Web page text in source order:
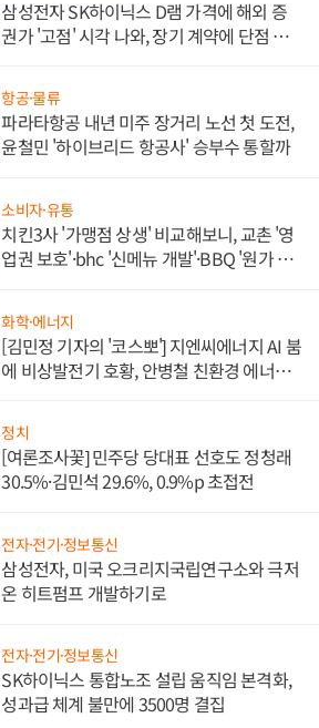
삼성전자 SK하이닉스 D램 가격에 해외 증
권가 '고점' 시각 나와, 장기 계약에 단점 부
항공·물류
파라타항공 내년 미주 장거리 노선 첫 도전,
윤철민 '하이브리드 항공사' 승부수 통할까
소비자·유통
치킨3사 '가맹점 상생' 비교해보니, 교촌 '영
업권 보호'·bhc '신메뉴 개발'·BBQ '원가 부
화학·에너지
[김민정 기자의 '코스뽀'] 지엔씨에너지 AI 붐
에 비상발전기 호황, 안병철 친환경 에너지
정치
[여론조사꽃] 민주당 당대표 선호도 정청래
30.5%·김민석 29.6%, 0.9%p 초접전
전자·전기·정보통신
삼성전자, 미국 오크리지국립연구소와 극저
온 히트펌프 개발하기로
전자·전기·정보통신
SK하이닉스 통합노조 설립 움직임 본격화,
성과급 체계 불만에 3500명 결집